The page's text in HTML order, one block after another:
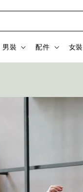
男裝 配件 女裝